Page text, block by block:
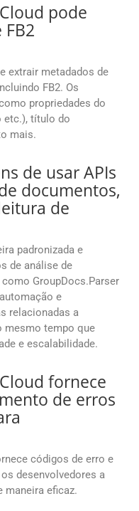
pode
extrair metadados de
FB2. Os
propriedades do
etc.), título do
mais.
de usar APIs
documentos,
de
padronizada e
de análise de
GroupDocs.Parser
e
relacionadas a
mesmo tempo que
e escalabilidade.
fornece
de erros
códigos de erro e
desenvolvedores a
maneira eficaz.